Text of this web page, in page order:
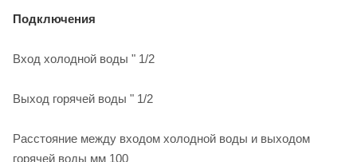
Подключения
Вход холодной воды " 1/2
Выход горячей воды " 1/2
Расстояние между входом холодной воды и выходом
горячей воды мм 100